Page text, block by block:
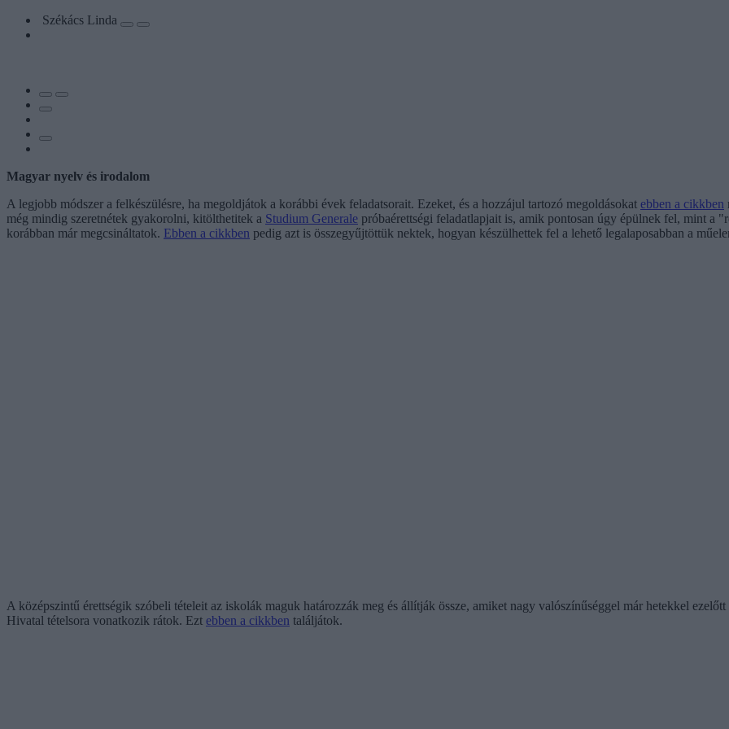
Székács Linda
Magyar nyelv és irodalom
A legjobb módszer a felkészülésre, ha megoldjátok a korábbi évek feladatsorait. Ezeket, és a hozzájul tartozó megoldásokat ebben a cikkben
még mindig szeretnétek gyakorolni, kitölthetitek a Studium Generale próbaérettségi feladatlapjait is, amik pontosan úgy épülnek fel, mint a
korábban már megcsináltatok. Ebben a cikkben pedig azt is összegyűjtöttük nektek, hogyan készülhettek fel a lehető legalaposabban a
A középszintű érettségik szóbeli tételeit az iskolák maguk határozzák meg és állítják össze, amiket nagy valószínűséggel már hetekkel
Hivatal tételsora vonatkozik rátok. Ezt ebben a cikkben találjátok.